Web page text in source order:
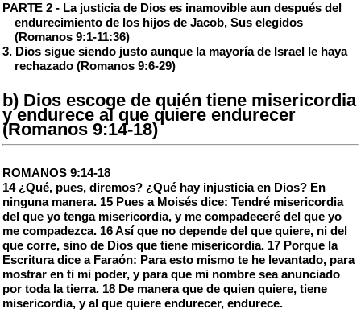
PARTE 2 - La justicia de Dios es inamovible aun después del
endurecimiento de los hijos de Jacob, Sus elegidos
(Romanos 9:1-11:36)
3. Dios sigue siendo justo aunque la mayoría de Israel le haya
rechazado (Romanos 9:6-29)
b) Dios escoge de quién tiene misericordia
y endurece al que quiere endurecer
(Romanos 9:14-18)
ROMANOS 9:14-18
14 ¿Qué, pues, diremos? ¿Qué hay injusticia en Dios? En
ninguna manera. 15 Pues a Moisés dice: Tendré misericordia
del que yo tenga misericordia, y me compadeceré del que yo
me compadezca. 16 Así que no depende del que quiere, ni del
que corre, sino de Dios que tiene misericordia. 17 Porque la
Escritura dice a Faraón: Para esto mismo te he levantado, para
mostrar en ti mi poder, y para que mi nombre sea anunciado
por toda la tierra. 18 De manera que de quien quiere, tiene
misericordia, y al que quiere endurecer, endurece.